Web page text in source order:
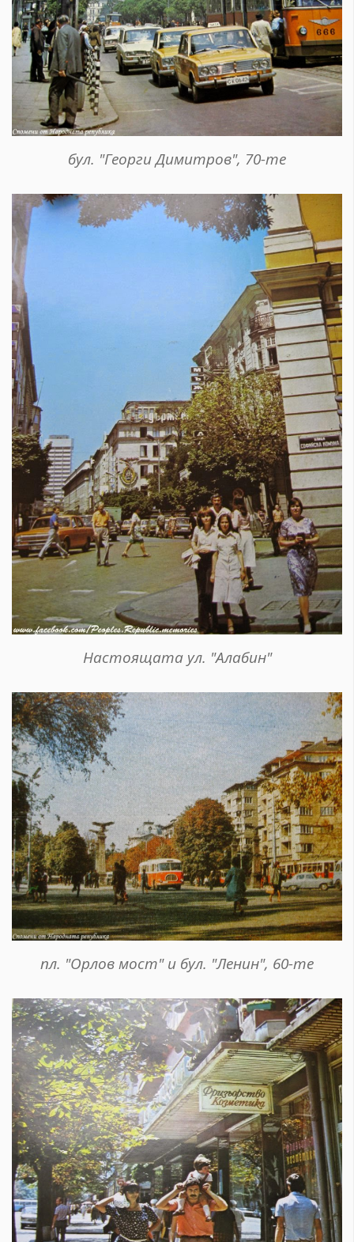
бул. "Георги Димитров", 70-те
Настоящата ул. "Алабин"
пл. "Орлов мост" и бул. "Ленин", 60-те